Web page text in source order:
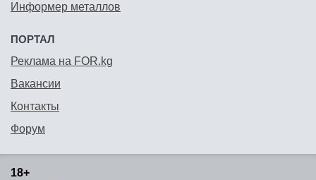
Информер металлов
ПОРТАЛ
Реклама на FOR.kg
Вакансии
Контакты
Форум
18+